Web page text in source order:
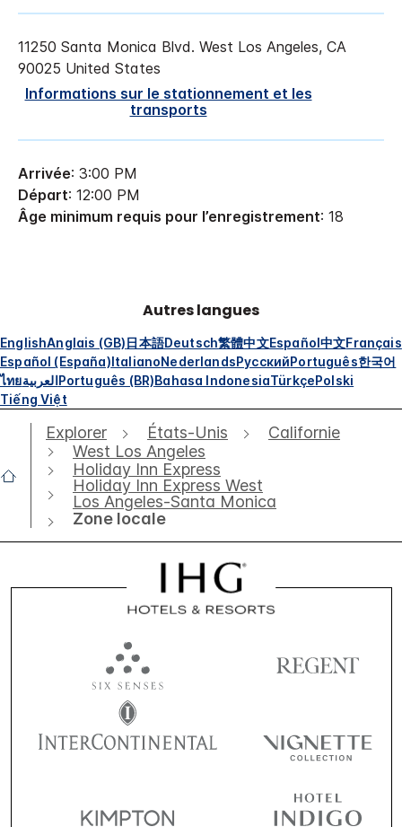
11250 Santa Monica Blvd. West Los Angeles, CA
90025 United States
Informations sur le stationnement et les
transports
Arrivée: 3:00 PM
Départ: 12:00 PM
Âge minimum requis pour l’enregistrement: 18
Autres langues
EnglishAnglais (GB)日本語Deutsch繁體中文Español中文Français
Español (España)ItalianoNederlandsРусскийPortuguês한국어
ไทยالعربيةPortuguês (BR)Bahasa IndonesiaTürkçePolski
Tiếng Việt
Explorer États-Unis
Californie
West Los Angeles
Holiday Inn Express
Holiday Inn Express West
Los Angeles-Santa Monica
Zone locale